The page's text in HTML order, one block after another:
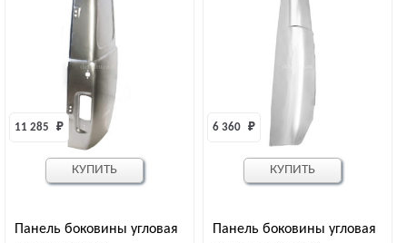
Панель боковины угловая
11 285 ₽
КУПИТЬ
Панель боковины угловая
6 360 ₽
КУПИТЬ